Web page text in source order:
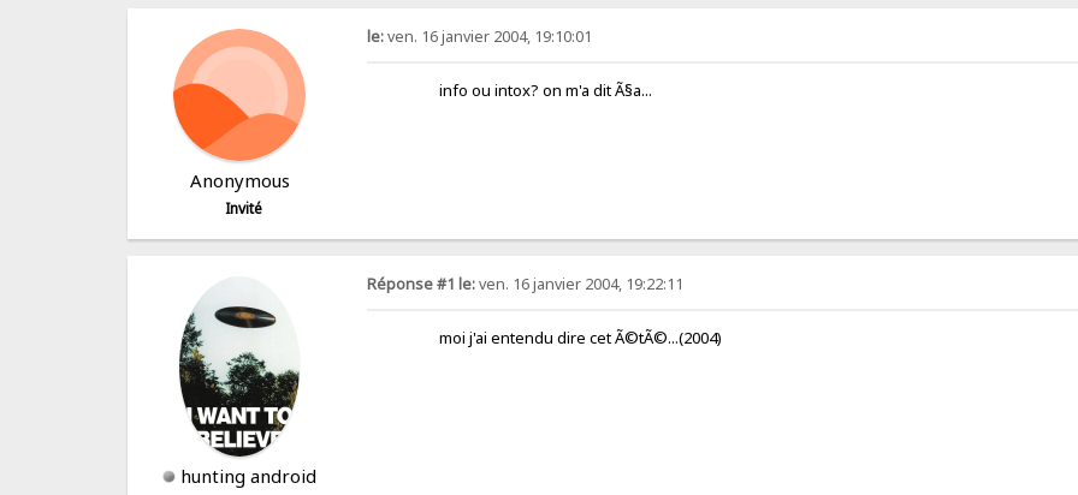
Anonymous
Invité
le:ven. 16 janvier 2004, 19:10:01
info ou intox? on m'a dit Ã§a...
hunting android
Réponse #1 le:ven. 16 janvier 2004, 19:22:11
moi j'ai entendu dire cet Ã©tÃ©...(2004)